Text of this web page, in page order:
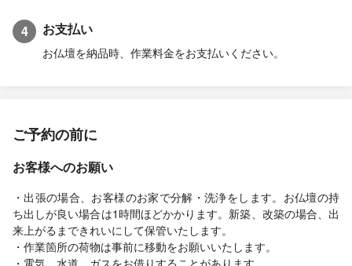
4 お支払い
お仏壇を納品時、作業料金をお支払いください。
ご予約の前に
お客様へのお願い
・出張の場合、お客様のお家で分解・洗浄をします。お仏壇の持
ち出しが良い場合は1時間ほどかかります。新築、改築の場合、出
来上がるまできれいにして保管いたします。
・作業箇所の荷物は事前に移動をお願いいたします。
・電気、水道、ガスをお借りすることがあります。